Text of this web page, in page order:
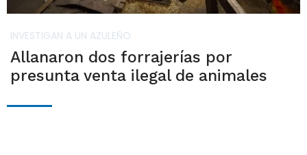
INVESTIGAN A UN AZULEÑO
Allanaron dos forrajerías por
presunta venta ilegal de animales